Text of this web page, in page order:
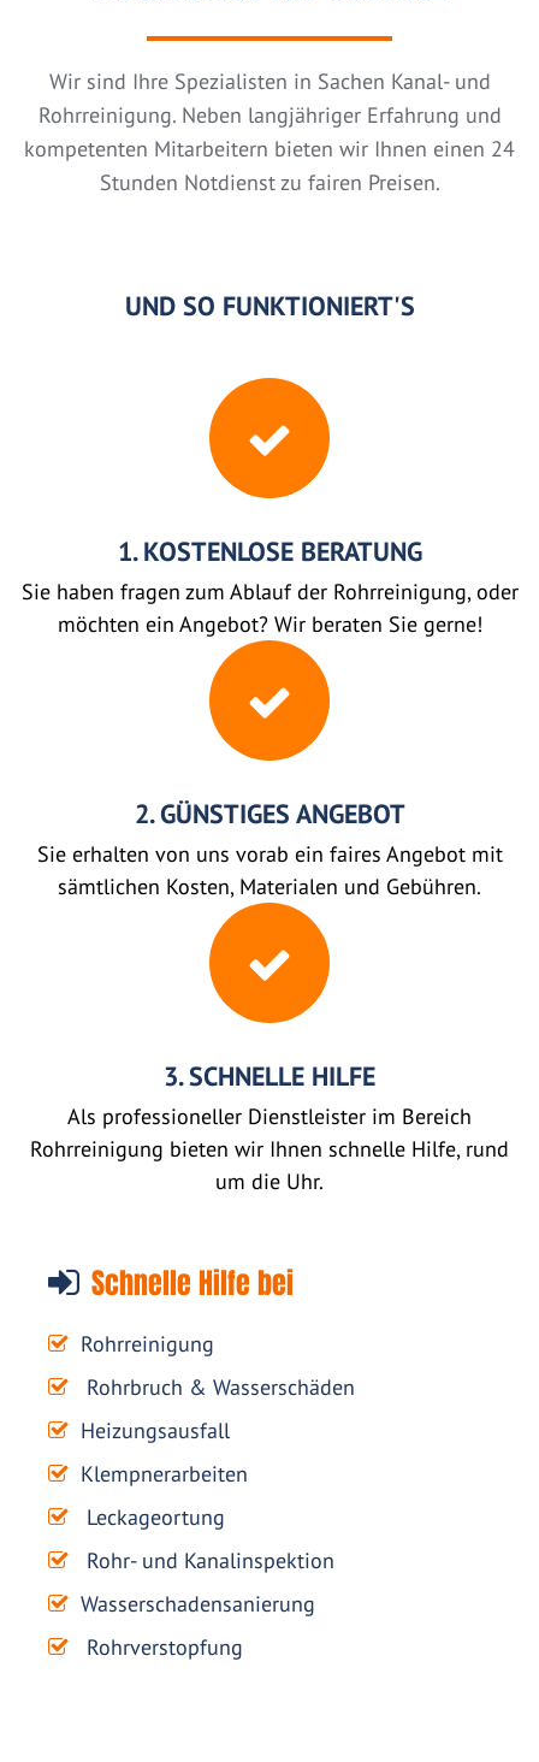
Wir sind Ihre Spezialisten in Sachen Kanal- und
Rohrreinigung. Neben langjähriger Erfahrung und
kompetenten Mitarbeitern bieten wir Ihnen einen 24
Stunden Notdienst zu fairen Preisen.
UND SO FUNKTIONIERT'S
1. KOSTENLOSE BERATUNG
Sie haben fragen zum Ablauf der Rohrreinigung, oder
möchten ein Angebot? Wir beraten Sie gerne!
2. GÜNSTIGES ANGEBOT
Sie erhalten von uns vorab ein faires Angebot mit
sämtlichen Kosten, Materialen und Gebühren.
3. SCHNELLE HILFE
Als professioneller Dienstleister im Bereich
Rohrreinigung bieten wir Ihnen schnelle Hilfe, rund
um die Uhr.
Schnelle Hilfe bei
Rohrreinigung
Rohrbruch & Wasserschäden
Heizungsausfall
Klempnerarbeiten
Leckageortung
Rohr- und Kanalinspektion
Wasserschadensanierung
Rohrverstopfung